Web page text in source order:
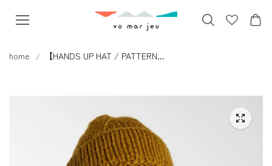
キップ
home 【HANDS UP HAT / PATTERN...